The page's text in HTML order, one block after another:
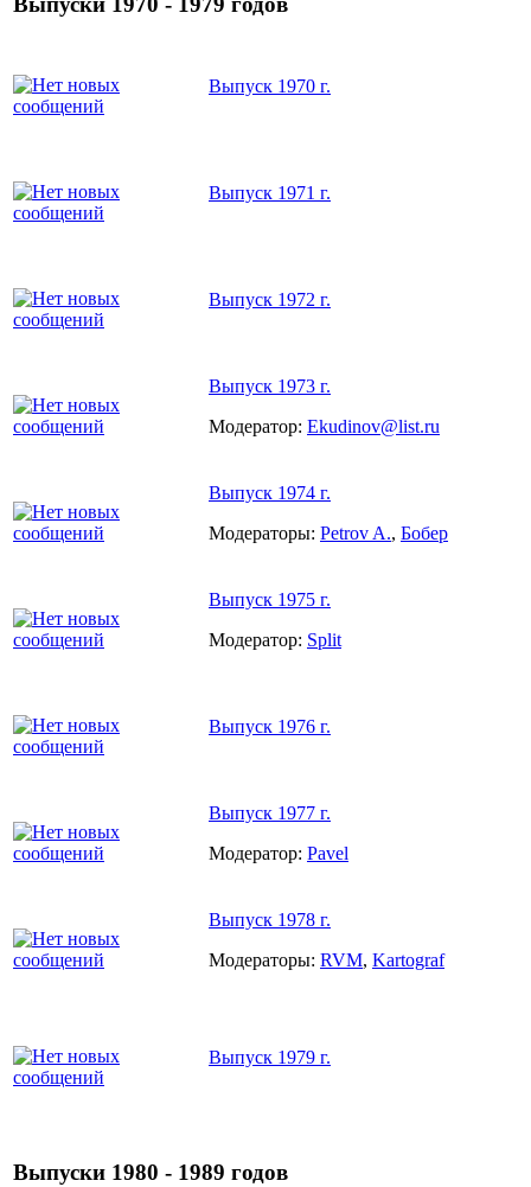
Выпуск 1970 г.
Выпуск 1971 г.
Выпуск 1972 г.
Выпуск 1973 г.
Модератор: Ekudinov@list.ru
Выпуск 1974 г.
Модераторы: Petrov A., Бобер
Выпуск 1975 г.
Модератор: Split
Выпуск 1976 г.
Выпуск 1977 г.
Модератор: Pavel
Выпуск 1978 г.
Модераторы: RVM, Kartograf
Выпуск 1979 г.
Выпуски 1980 - 1989 годов